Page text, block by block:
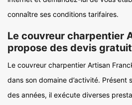
connaître ses conditions tarifaires.
Le couvreur charpentier
propose des devis
Le couvreur charpentier Artisan
dans son domaine d’activité. Présent
des années, il exécute diverses